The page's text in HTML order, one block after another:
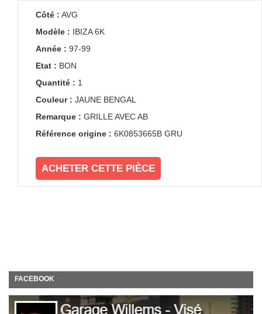
Côté : AVG
Modèle : IBIZA 6K
Année : 97-99
Etat : BON
Quantité : 1
Couleur : JAUNE BENGAL
Remarque : GRILLE AVEC AB
Référence origine : 6K0853665B GRU
ACHETER CETTE PIÈCE
FACEBOOK